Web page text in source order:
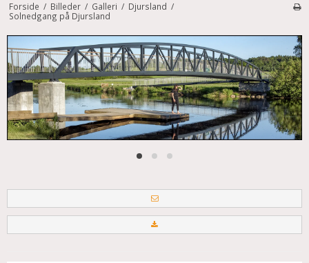
Forside / Billeder / Galleri / Djursland /
Solnedgang på Djursland